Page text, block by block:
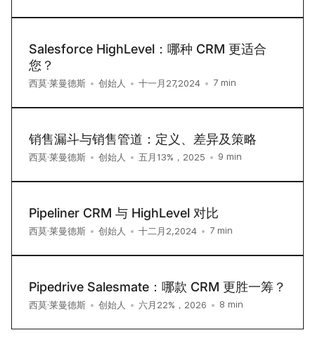
Salesforce HighLevel：哪种 CRM 更适合
您？
西莫·莱曼德斯 • 创始人 • 十一月27,2024 • 7 min
销售漏斗与销售管道：定义、差异及策略
西莫·莱曼德斯 • 创始人 • 五月13%，2025 • 9 min
Pipeliner CRM 与 HighLevel 对比
西莫·莱曼德斯 • 创始人 • 十二月2,2024 • 7 min
Pipedrive Salesmate：哪款 CRM 更胜一筹？
西莫·莱曼德斯 • 创始人 • 六月22%，2026 • 8 min